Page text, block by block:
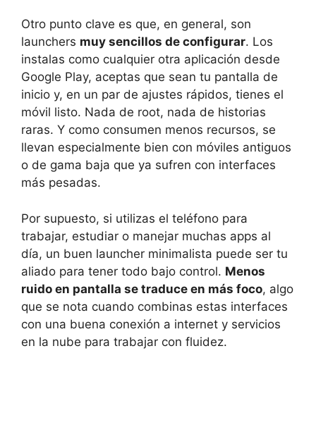
Otro punto clave es que, en general, son
launchers muy sencillos de configurar. Los
instalas como cualquier otra aplicación desde
Google Play, aceptas que sean tu pantalla de
inicio y, en un par de ajustes rápidos, tienes el
móvil listo. Nada de root, nada de historias
raras. Y como consumen menos recursos, se
llevan especialmente bien con móviles antiguos
o de gama baja que ya sufren con interfaces
más pesadas.
Por supuesto, si utilizas el teléfono para
trabajar, estudiar o manejar muchas apps al
día, un buen launcher minimalista puede ser tu
aliado para tener todo bajo control. Menos
ruido en pantalla se traduce en más foco, algo
que se nota cuando combinas estas interfaces
con una buena conexión a internet y servicios
en la nube para trabajar con fluidez.